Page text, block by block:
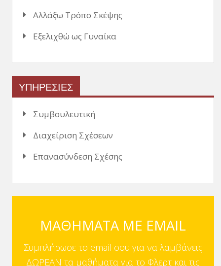
Αλλάξω Τρόπο Σκέψης
Εξελιχθώ ως Γυναίκα
ΥΠΗΡΕΣΙΕΣ
Συμβουλευτική
Διαχείριση Σχέσεων
Επανασύνδεση Σχέσης
ΜΑΘΗΜΑΤΑ ΜΕ EMAIL
Συμπλήρωσε το email σου για να λαμβάνεις
ΔΩΡΕΑΝ τα μαθήματα για το Φλερτ και τις